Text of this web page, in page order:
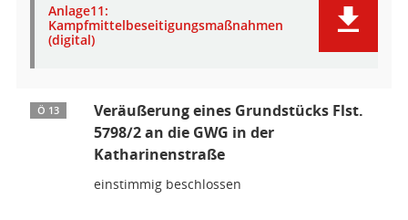
Anlage11:
Kampfmittelbeseitigungsmaßnahmen
(digital)
Ö 13
Veräußerung eines Grundstücks Flst.
5798/2 an die GWG in der
Katharinenstraße
einstimmig beschlossen